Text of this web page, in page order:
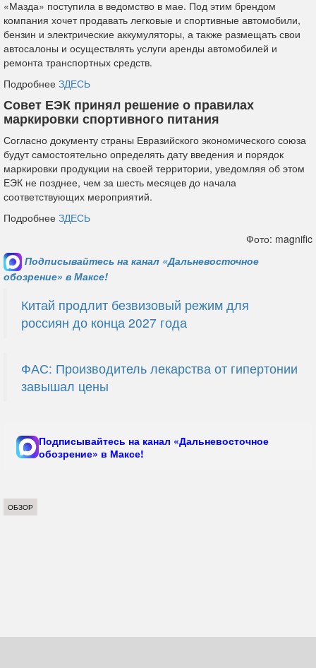
«Мазда» поступила в ведомство в мае. Под этим брендом
компания хочет продавать легковые и спортивные автомобили,
бензин и электрические аккумуляторы, а также размещать свои
автосалоны и осуществлять услуги аренды автомобилей и
ремонта транспортных средств.
Подробнее ЗДЕСЬ
Совет ЕЭК принял решение о правилах
маркировки спортивного питания
Согласно документу страны Евразийского экономического союза
будут самостоятельно определять дату введения и порядок
маркировки продукции на своей территории, уведомляя об этом
ЕЭК не позднее, чем за шесть месяцев до начала
соответствующих мероприятий.
Подробнее ЗДЕСЬ
Фото: magnific
Подписывайтесь на канал «Дальневосточное
обозрение» в Максе!
Китай продлит безвизовый режим для
россиян до конца 2027 года
ФАС: Производитель лекарства от гипертонии
завышал цены
Подписывайтесь на канал «Дальневосточное
обозрение» в Максе!
ОБЗОР